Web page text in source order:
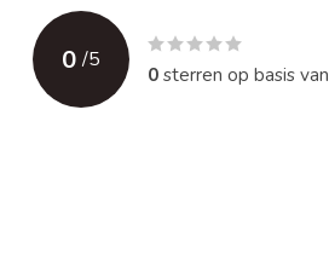
0 /5
0sterren op basis van